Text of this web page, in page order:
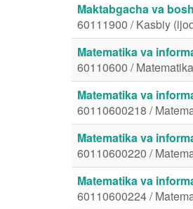
Maktabgacha va
60111900 / Kasbiy
Matematika va
60110600 /
Matematika va
60110600218 /
Matematika va
60110600220 /
Matematika va
60110600224 /